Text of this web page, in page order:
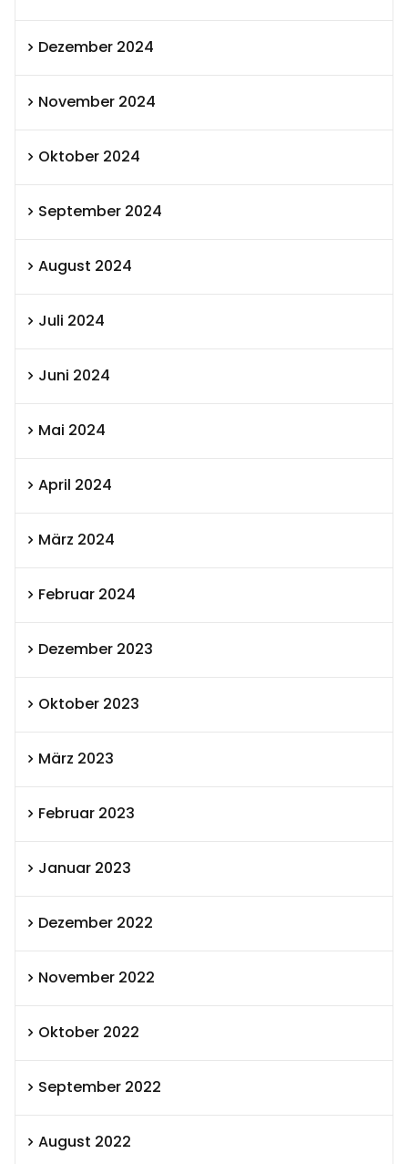
Dezember 2024
November 2024
Oktober 2024
September 2024
August 2024
Juli 2024
Juni 2024
Mai 2024
April 2024
März 2024
Februar 2024
Dezember 2023
Oktober 2023
März 2023
Februar 2023
Januar 2023
Dezember 2022
November 2022
Oktober 2022
September 2022
August 2022